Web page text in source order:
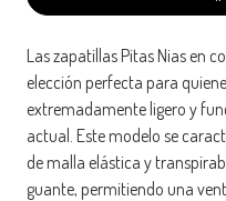
Las zapatillas Pitas Nias en
elección perfecta para
extremadamente ligero y
actual. Este modelo se
de malla elástica y
guante, permitiendo una